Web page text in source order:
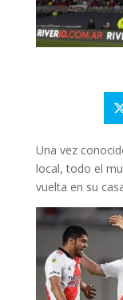
Una vez
local, todo el
vuelta en su